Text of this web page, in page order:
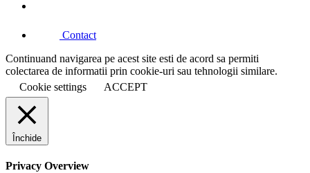
Contact
Continuand navigarea pe acest site esti de acord sa permiti
colectarea de informatii prin cookie-uri sau tehnologii similare.
Cookie settings
ACCEPT
Închide
Privacy Overview